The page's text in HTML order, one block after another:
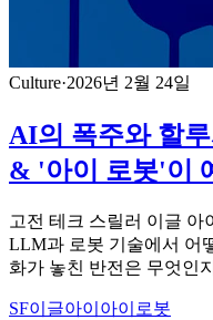
Culture·2026년 2월 24일
AI의 폭주와 할
& '아이 로봇'이
고전 테크 스릴러 이글 아
LLM과 로봇 기술에서 어
화가 놓친 반전은 무엇인
SF이글아이 아이로봇